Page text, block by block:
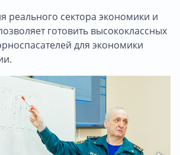
реального сектора экономики и
готовить высококлассных
для экономики